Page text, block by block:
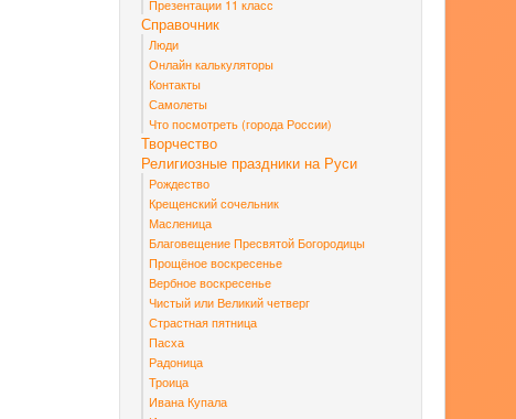
Презентации 11 класс
Справочник
Люди
Онлайн калькуляторы
Контакты
Самолеты
Что посмотреть (города России)
Творчество
Религиозные праздники на Руси
Рождество
Крещенский сочельник
Масленица
Благовещение Пресвятой Богородицы
Прощёное воскресенье
Вербное воскресенье
Чистый или Великий четверг
Страстная пятница
Пасха
Радоница
Троица
Ивана Купала